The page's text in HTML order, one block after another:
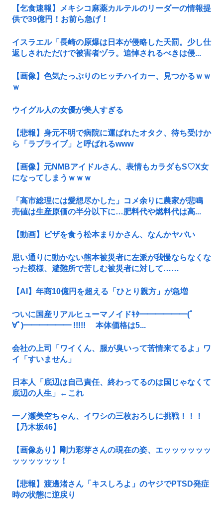
【乞食速報】メキシコ麻薬カルテルのリーダーの情報提
供で39億円！お前ら急げ！
イスラエル「長崎の原爆は日本が侵略した天罰。少し仕
返しされただけで被害者ヅラ。追悼されるべきは侵...
【画像】色気たっぷりのヒッチハイカー、見つかるｗｗ
ｗ
ウイグル人の女優が美人すぎる
【悲報】身元不明で病院に運ばれたオタク、待ち受けか
ら「ラブライブ」と呼ばれるwww
【画像】元NMBアイドルさん、表情もカラダもS♡X女
になってしまうｗｗｗ
「高市総理には愛想尽かした」コメ余りに農家が悲鳴
売値は生産原価の半分以下に…肥料代や燃料代は高...
【動画】ピザを食う松本まりかさん、なんかヤバい
思い通りに動かない熊本被災者に左派が我慢ならなくな
った模様、避難所で苦しむ被災者に対して……
【AI】年商10億円を超える「ひとり親方」が急増
ついに国産リアルヒューマノイドｷﾀ━━━━━━(ﾟ
∀ﾟ)━━━━━━ !!!!! 本体価格は5...
会社の上司「ワイくん、服が臭いって苦情来てるよ」ワ
イ「すいません」
日本人「底辺は自己責任、終わってるのは国じゃなくて
底辺の人生」←これ
一ノ瀬美空ちゃん、イワシの三枚おろしに挑戦！！！
【乃木坂46】
【画像あり】剛力彩芽さんの現在の姿、エッッッッッッ
ッッッッッッ！
【悲報】渡邊渚さん「キスしろよ」のヤジでPTSD発症
時の状態に逆戻り